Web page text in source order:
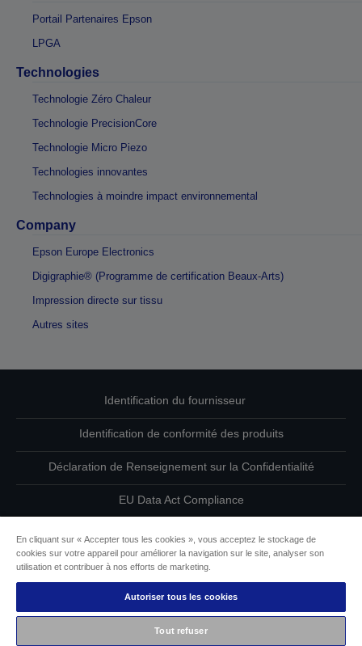
Portail Partenaires Epson
LPGA
Technologies
Technologie Zéro Chaleur
Technologie PrecisionCore
Technologie Micro Piezo
Technologies innovantes
Technologies à moindre impact environnemental
Company
Epson Europe Electronics
Digigraphie® (Programme de certification Beaux-Arts)
Impression directe sur tissu
Autres sites
Identification du fournisseur
Identification de conformité des produits
Déclaration de Renseignement sur la Confidentialité
EU Data Act Compliance
Informations sur les cookies
L’engagement d’Epson pour l’accessibilité
En cliquant sur « Accepter tous les cookies », vous acceptez le stockage de
cookies sur votre appareil pour améliorer la navigation sur le site, analyser son
utilisation et contribuer à nos efforts de marketing.
Autoriser tous les cookies
Tout refuser